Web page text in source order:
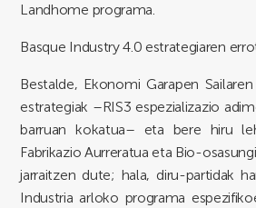
Landhome programa.
Basque Industry 4.0 estrategiaren
Bestalde, Ekonomi Garapen
estrategiak –RIS3 espezializazio
barruan kokatua– eta bere hiru
Fabrikazio Aurreratua eta Bio-
jarraitzen dute; hala, diru-partidak
Industria arloko programa